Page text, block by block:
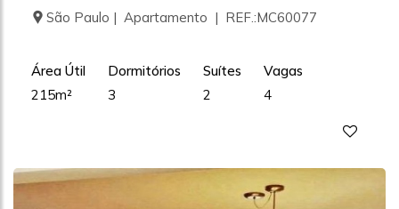
São Paulo | Apartamento | REF.:MC60077
Área Útil
215m²
Dormitórios
3
Suítes
2
Vagas
4